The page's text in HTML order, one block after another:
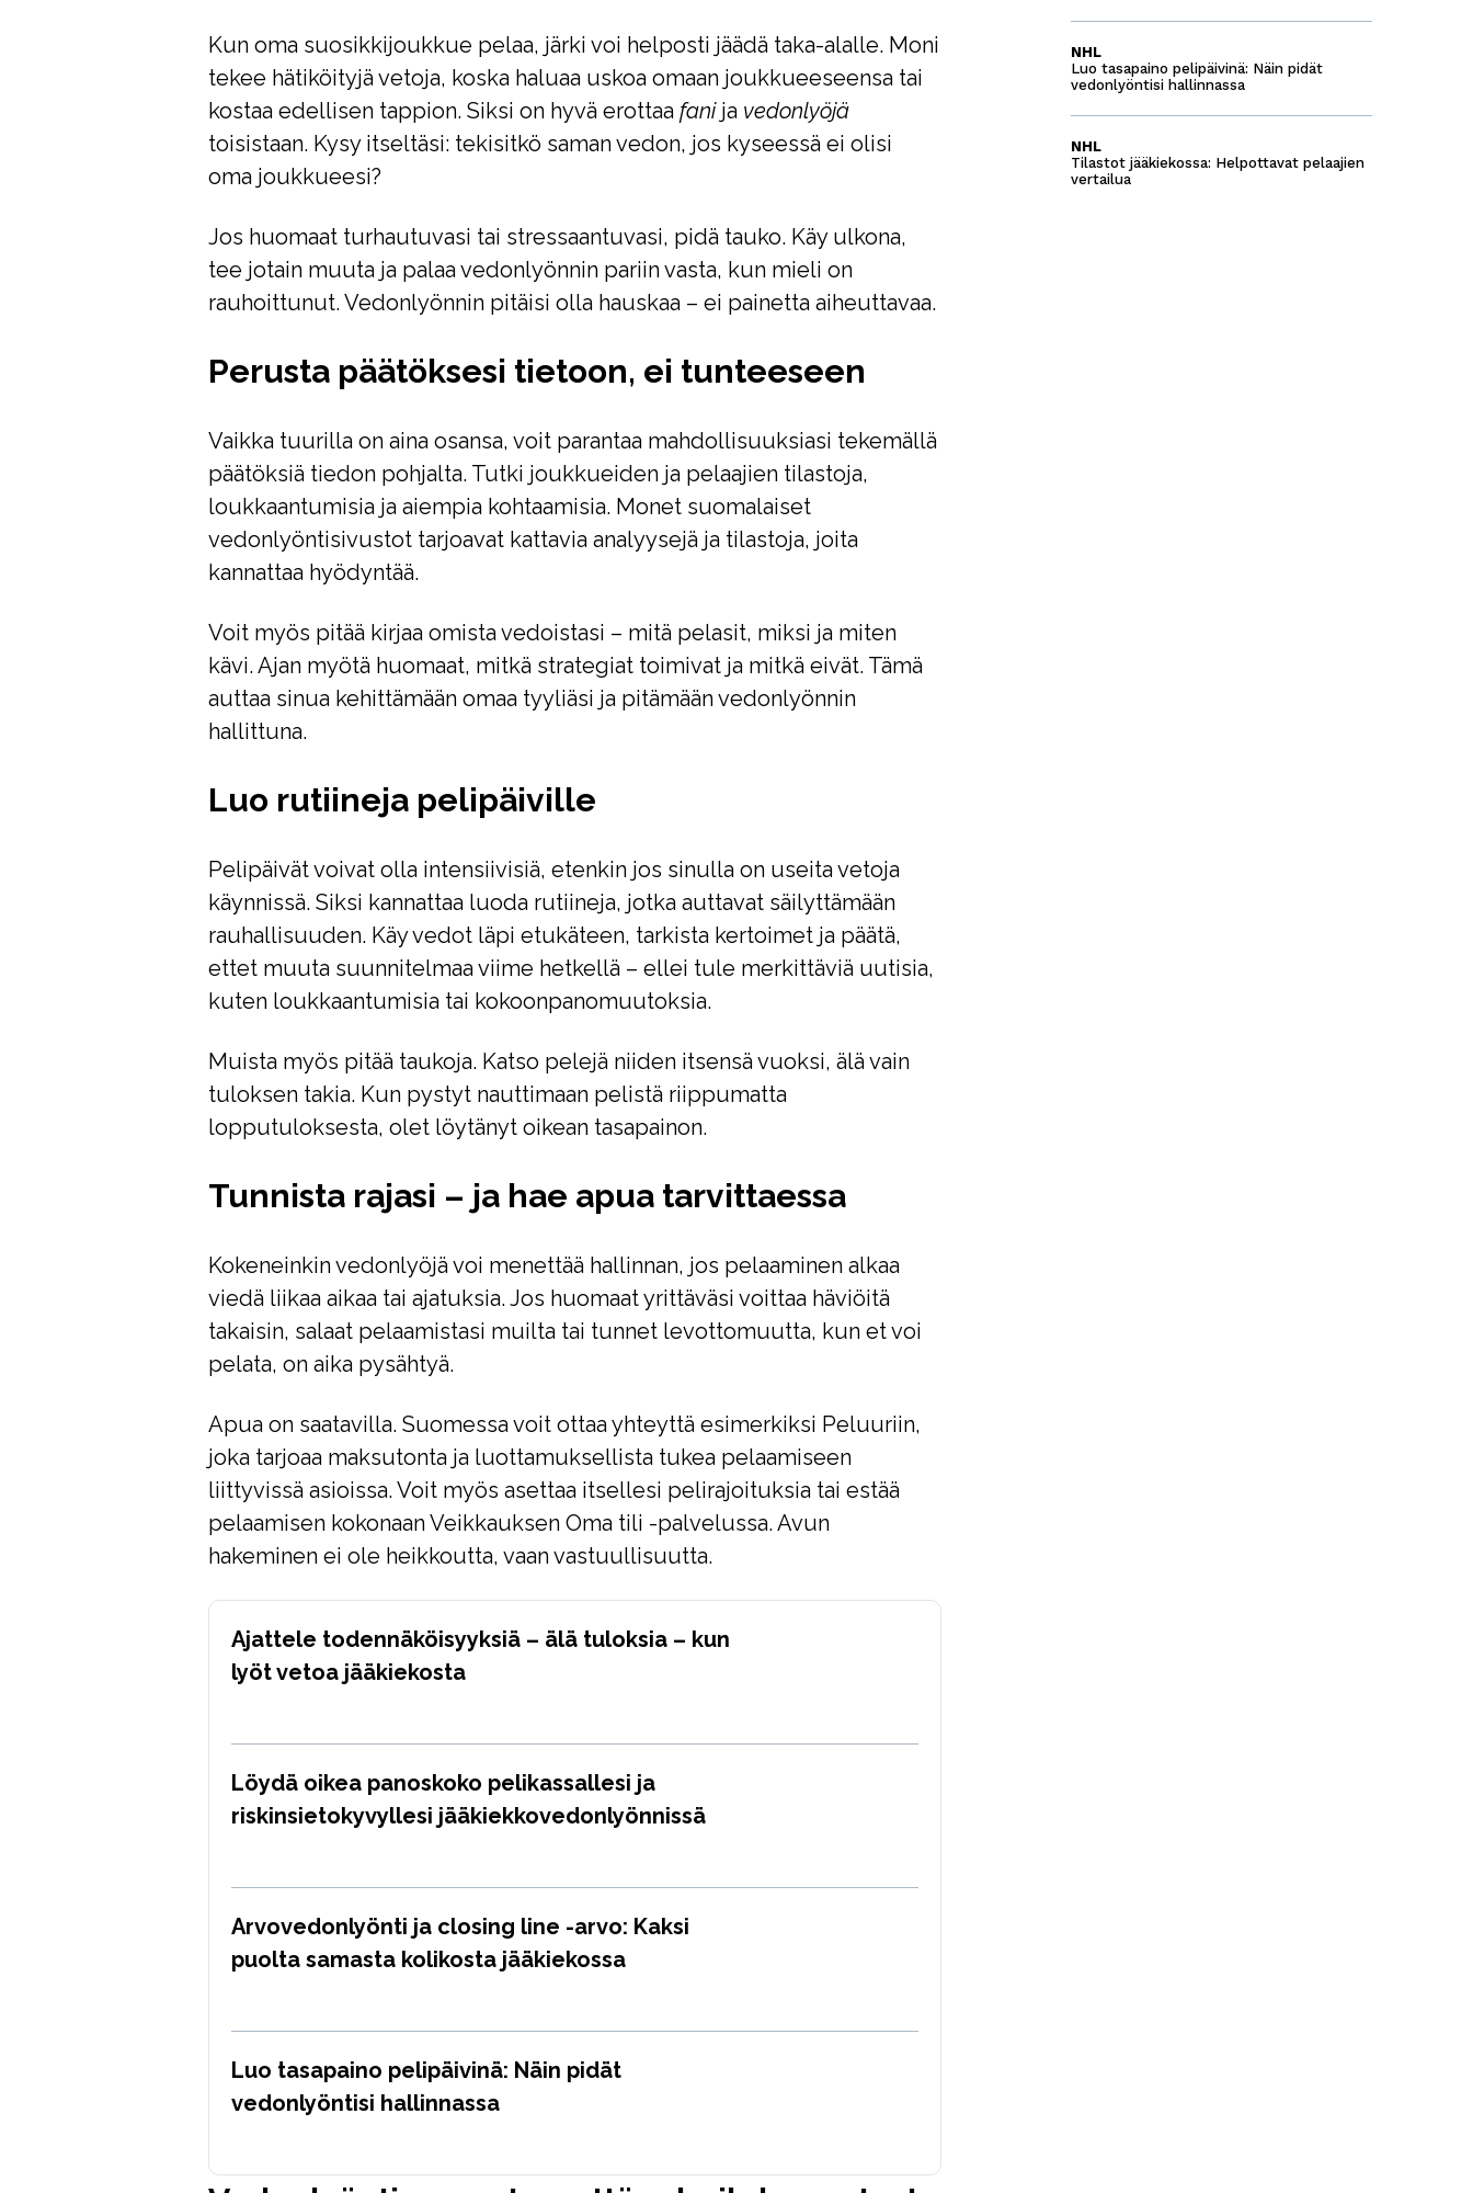
Kun oma suosikkijoukkue pelaa, järki voi helposti jäädä taka-alalle. Moni
tekee hätiköityjä vetoja, koska haluaa uskoa omaan joukkueeseensa tai
kostaa edellisen tappion. Siksi on hyvä erottaafanija vedonlyöjä
toisistaan. Kysy itseltäsi: tekisitkö saman vedon, jos kyseessä ei olisi
oma joukkueesi?
Jos huomaat turhautuvasi tai stressaantuvasi, pidä tauko. Käy ulkona,
tee jotain muuta ja palaa vedonlyönnin pariin vasta, kun mieli on
rauhoittunut. Vedonlyönnin pitäisi olla hauskaa – ei painetta aiheuttavaa.
Perusta päätöksesi tietoon, ei tunteeseen
Vaikka tuurilla on aina osansa, voit parantaa mahdollisuuksiasi tekemällä
päätöksiä tiedon pohjalta. Tutki joukkueiden ja pelaajien tilastoja,
loukkaantumisia ja aiempia kohtaamisia. Monet suomalaiset
vedonlyöntisivustot tarjoavat kattavia analyysejä ja tilastoja, joita
kannattaa hyödyntää.
Voit myös pitää kirjaa omista vedoistasi – mitä pelasit, miksi ja miten
kävi. Ajan myötä huomaat, mitkä strategiat toimivat ja mitkä eivät. Tämä
auttaa sinua kehittämään omaa tyyliäsi ja pitämään vedonlyönnin
hallittuna.
Luo rutiineja pelipäiville
Pelipäivät voivat olla intensiivisiä, etenkin jos sinulla on useita vetoja
käynnissä. Siksi kannattaa luoda rutiineja, jotka auttavat säilyttämään
rauhallisuuden. Käy vedot läpi etukäteen, tarkista kertoimet ja päätä,
ettet muuta suunnitelmaa viime hetkellä – ellei tule merkittäviä uutisia,
kuten loukkaantumisia tai kokoonpanomuutoksia.
Muista myös pitää taukoja. Katso pelejä niiden itsensä vuoksi, älä vain
tuloksen takia. Kun pystyt nauttimaan pelistä riippumatta
lopputuloksesta, olet löytänyt oikean tasapainon.
Tunnista rajasi – ja hae apua tarvittaessa
Kokeneinkin vedonlyöjä voi menettää hallinnan, jos pelaaminen alkaa
viedä liikaa aikaa tai ajatuksia. Jos huomaat yrittäväsi voittaa häviöitä
takaisin, salaat pelaamistasi muilta tai tunnet levottomuutta, kun et voi
pelata, on aika pysähtyä.
Apua on saatavilla. Suomessa voit ottaa yhteyttä esimerkiksi Peluuriin,
joka tarjoaa maksutonta ja luottamuksellista tukea pelaamiseen
liittyvissä asioissa. Voit myös asettaa itsellesi pelirajoituksia tai estää
pelaamisen kokonaan Veikkauksen Oma tili -palvelussa. Avun
hakeminen ei ole heikkoutta, vaan vastuullisuutta.
Ajattele todennäköisyyksiä – älä tuloksia – kun
lyöt vetoa jääkiekosta
Löydä oikea panoskoko pelikassallesi ja
riskinsietokyvyllesi jääkiekkovedonlyönnissä
Arvovedonlyönti ja closing line -arvo: Kaksi
puolta samasta kolikosta jääkiekossa
Luo tasapaino pelipäivinä: Näin pidät
vedonlyöntisi hallinnassa
Luo tasapaino pelipäivinä: Näin pidät
vedonlyöntisi hallinnassa
NHL
Tilastot jääkiekossa: Helpottavat pelaajien
vertailua
NHL